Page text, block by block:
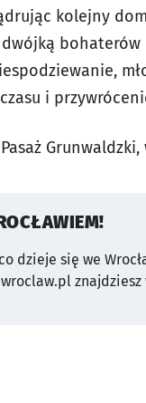
kolejny
i
dzieje się we
znajdziesz